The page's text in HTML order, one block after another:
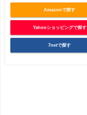
Amazonで探す
Yahooショッピングで探す
7netで探す